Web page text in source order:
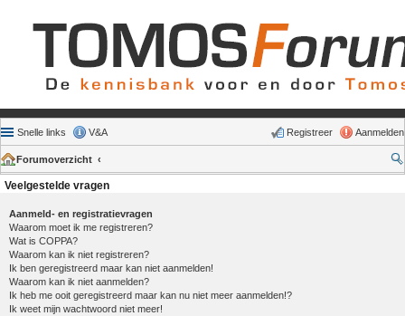
Snelle links V&A Aanmelden
Registreer
Forumoverzicht
Veelgestelde vragen
Aanmeld- en registratievragen
Waarom moet ik me registreren?
Wat is COPPA?
Waarom kan ik niet registreren?
Ik ben geregistreerd maar kan niet aanmelden!
Waarom kan ik niet aanmelden?
Ik heb me ooit geregistreerd maar kan nu niet meer aanmelden!?
Ik weet mijn wachtwoord niet meer!